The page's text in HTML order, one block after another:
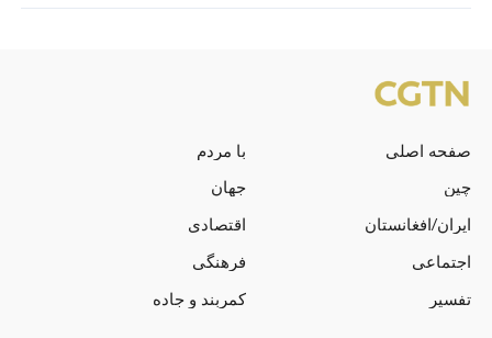
صفحه اصلی
با مردم
چین
جهان
ایران/افغانستان
اقتصادی
اجتماعی
فرهنگی
تفسیر
کمربند و جاده